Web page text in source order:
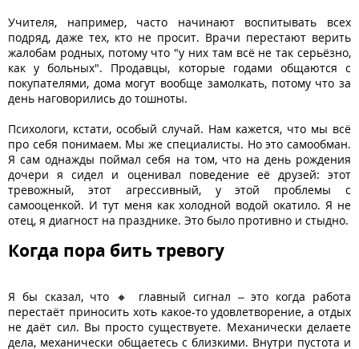
Учителя, например, часто начинают воспитывать всех
подряд, даже тех, кто не просит. Врачи перестают верить
жалобам родных, потому что "у них там всё не так серьёзно,
как у больных". Продавцы, которые годами общаются с
покупателями, дома могут вообще замолкать, потому что за
день наговорились до тошноты.
Психологи, кстати, особый случай. Нам кажется, что мы всё
про себя понимаем. Мы же специалисты. Но это самообман.
Я сам однажды поймал себя на том, что на день рождения
дочери я сидел и оценивал поведение её друзей: этот
тревожный, этот агрессивный, у этой проблемы с
самооценкой. И тут меня как холодной водой окатило. Я не
отец, я диагност на празднике. Это было противно и стыдно.
Когда пора бить тревогу
Я бы сказал, что 🔸 главный сигнал – это когда работа
перестаёт приносить хоть какое-то удовлетворение, а отдых
не даёт сил. Вы просто существуете. Механически делаете
дела, механически общаетесь с близкими. Внутри пустота и